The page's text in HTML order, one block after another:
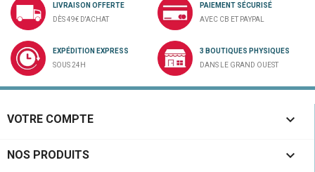
LIVRAISON OFFERTE
DÈS 49€ D'ACHAT
PAIEMENT SÉCURISÉ
AVEC CB ET PAYPAL
EXPÉDITION EXPRESS
SOUS 24H
3 BOUTIQUES PHYSIQUES
DANS LE GRAND OUEST
VOTRE COMPTE 
NOS PRODUITS 